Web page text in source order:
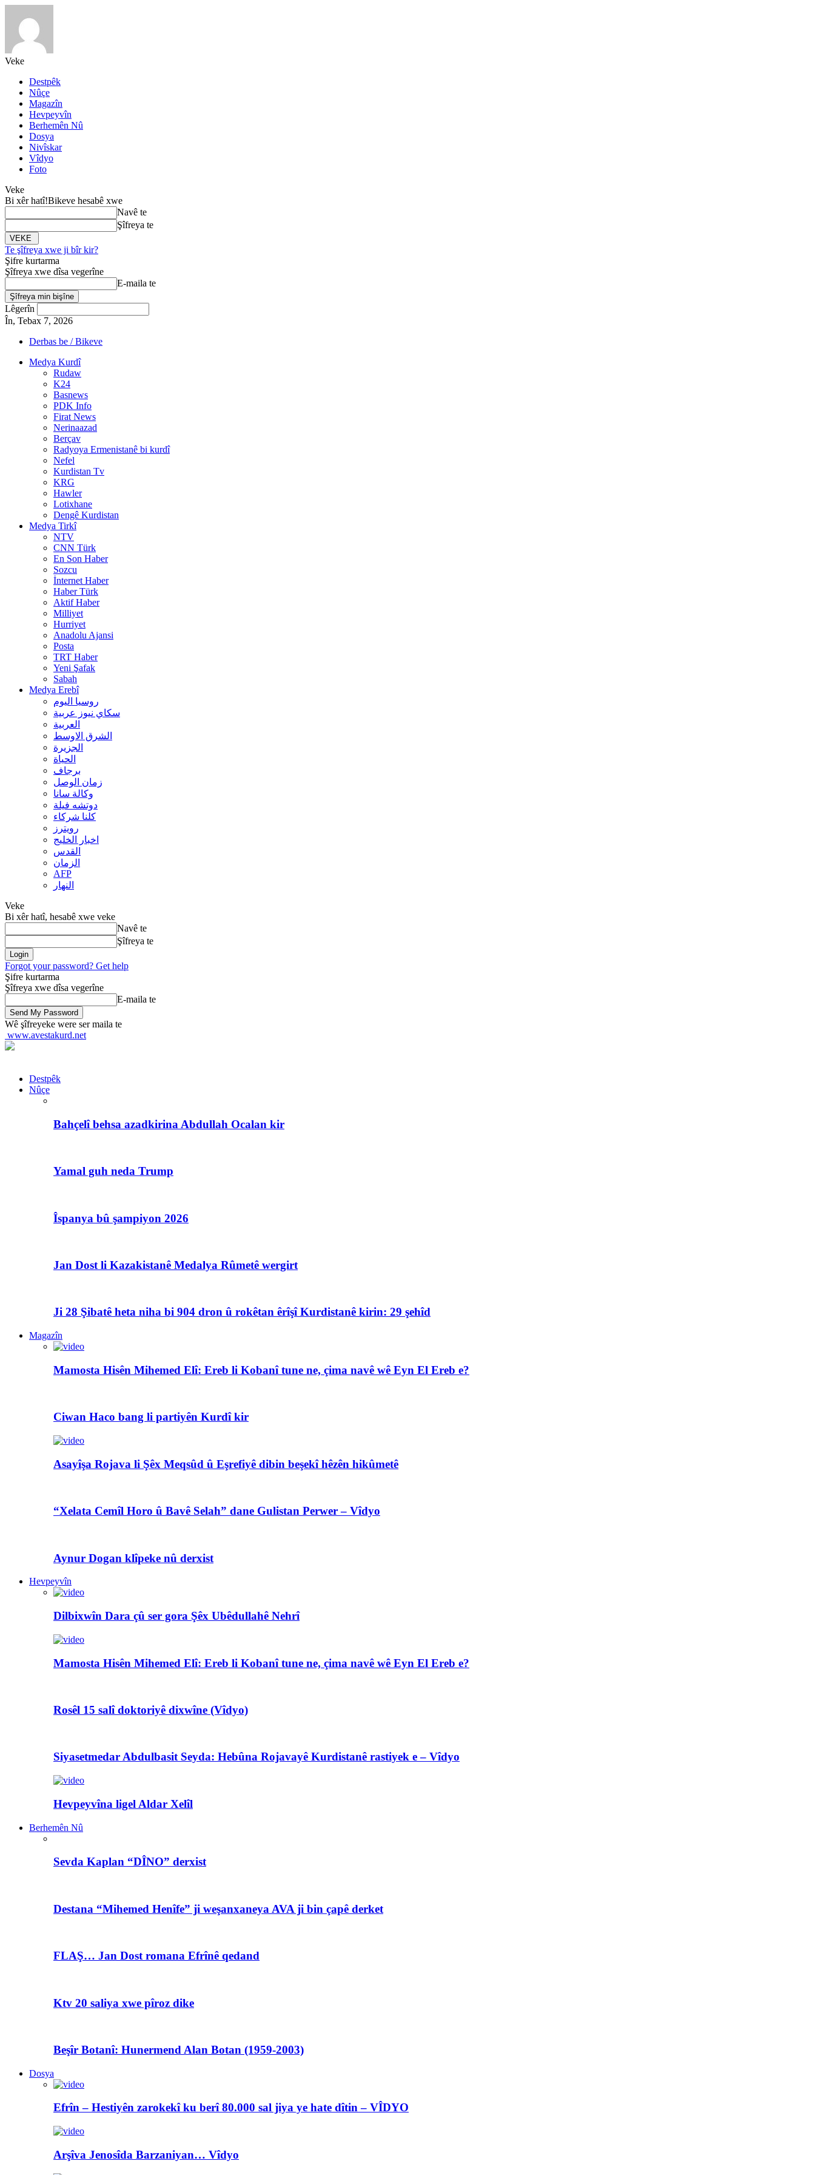
Veke
Destpêk
Nûçe
Magazîn
Hevpeyvîn
Berhemên Nû
Dosya
Nivîskar
Vîdyo
Foto
Veke
Bi xêr hatî!Bikeve hesabê xwe
Navê te
Şîfreya te
Te şîfreya xwe ji bîr kir?
Şifre kurtarma
Şîfreya xwe dîsa vegerîne
E-maila te
Lêgerîn
În, Tebax 7, 2026
Derbas be / Bikeve
Medya Kurdî
Rudaw
K24
Basnews
PDK Info
Firat News
Nerinaazad
Berçav
Radyoya Ermenistanê bi kurdî
Nefel
Kurdistan Tv
KRG
Hawler
Lotixhane
Dengê Kurdistan
Medya Tirkî
NTV
CNN Türk
En Son Haber
Sozcu
İnternet Haber
Haber Türk
Aktif Haber
Milliyet
Hurriyet
Anadolu Ajansi
Posta
TRT Haber
Yeni Şafak
Sabah
Medya Erebî
روسیا الیوم
سكاي نيوز عربية
العربية
الشرق الاوسط
الجزيرة
الحیاة
برجاف
زمان الوصل
وکالة سانا
دوتشه فیلة
کلنا شرکاء
رويترز
اخبار الخلیج
القدس
الزمان
AFP
النهار
Veke
Bi xêr hatî, hesabê xwe veke
Navê te
Şîfreya te
Forgot your password? Get help
Şifre kurtarma
Şîfreya xwe dîsa vegerîne
E-maila te
Wê şîfreyeke were ser maila te
www.avestakurd.net
Destpêk
Nûçe
Bahçelî behsa azadkirina Abdullah Ocalan kir
Yamal guh neda Trump
Îspanya bû şampiyon 2026
Jan Dost li Kazakistanê Medalya Rûmetê wergirt
Ji 28 Şibatê heta niha bi 904 dron û rokêtan êrîşî Kurdistanê kirin: 29 şehîd
Magazîn
Mamosta Hisên Mihemed Elî: Ereb li Kobanî tune ne, çima navê wê Eyn El Ereb e?
Ciwan Haco bang li partiyên Kurdî kir
Asayîşa Rojava li Şêx Meqsûd û Eşrefiyê dibin beşekî hêzên hikûmetê
“Xelata Cemîl Horo û Bavê Selah” dane Gulistan Perwer – Vîdyo
Aynur Dogan klîpeke nû derxist
Hevpeyvîn
Dilbixwîn Dara çû ser gora Şêx Ubêdullahê Nehrî
Mamosta Hisên Mihemed Elî: Ereb li Kobanî tune ne, çima navê wê Eyn El Ereb e?
Rosêl 15 salî doktoriyê dixwîne (Vîdyo)
Siyasetmedar Abdulbasit Seyda: Hebûna Rojavayê Kurdistanê rastiyek e – Vîdyo
Hevpeyvîna ligel Aldar Xelîl
Berhemên Nû
Sevda Kaplan “DÎNO” derxist
Destana “Mihemed Henîfe” ji weşanxaneya AVA ji bin çapê derket
FLAŞ… Jan Dost romana Efrînê qedand
Ktv 20 saliya xwe pîroz dike
Beşîr Botanî: Hunermend Alan Botan (1959-2003)
Dosya
Efrîn – Hestiyên zarokekî ku berî 80.000 sal jiya ye hate dîtin – VÎDYO
Arşîva Jenosîda Barzaniyan… Vîdyo